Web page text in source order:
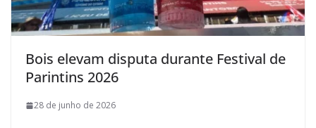
Bois elevam disputa durante Festival de
Parintins 2026
28 de junho de 2026